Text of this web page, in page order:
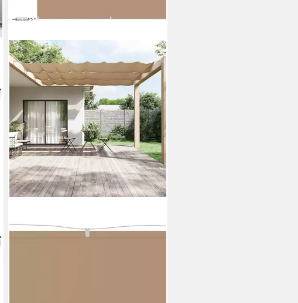
Senkrechtmarkise Senkrechtmarkise
Taupe 140x800 cm Oxford-Gewebe